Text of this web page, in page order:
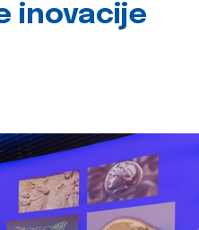
inovacije